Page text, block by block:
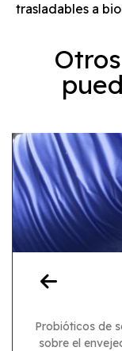
trasladables a
Probióticos de
sobre el